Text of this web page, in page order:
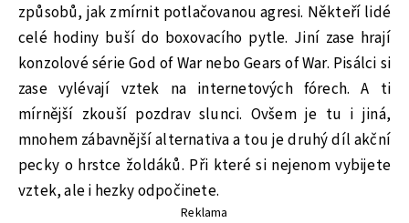
způsobů, jak zmírnit potlačovanou agresi. Někteří lidé
celé hodiny buší do boxovacího pytle. Jiní zase hrají
konzolové série God of War nebo Gears of War. Pisálci si
zase vylévají vztek na internetových fórech. A ti
mírnější zkouší pozdrav slunci. Ovšem je tu i jiná,
mnohem zábavnější alternativa a tou je druhý díl akční
pecky o hrstce žoldáků. Při které si nejenom vybijete
vztek, ale i hezky odpočinete.
Reklama